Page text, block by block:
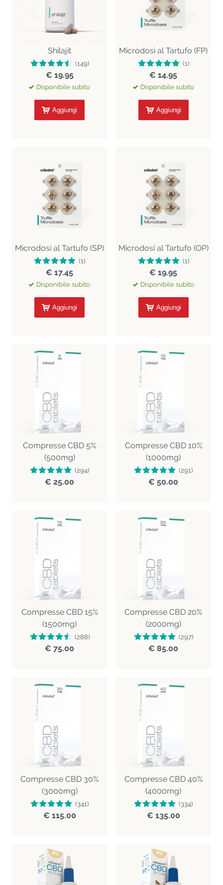
Shilajit
(149)
€ 19.95
Disponibile subito
Aggiungi
Microdosi al Tartufo (FP)
(1)
€ 14.95
Disponibile subito
Aggiungi
Microdosi al Tartufo (SP)
(1)
€ 17.45
Disponibile subito
Aggiungi
Microdosi al Tartufo (OP)
(1)
€ 19.95
Disponibile subito
Aggiungi
Compresse CBD 5%
(500mg)
(294)
€ 25.00
Compresse CBD 10%
(1000mg)
(291)
€ 50.00
Compresse CBD 15%
(1500mg)
(288)
€ 75.00
Compresse CBD 20%
(2000mg)
(297)
€ 85.00
Compresse CBD 30%
(3000mg)
(341)
€ 115.00
Compresse CBD 40%
(4000mg)
(334)
€ 135.00